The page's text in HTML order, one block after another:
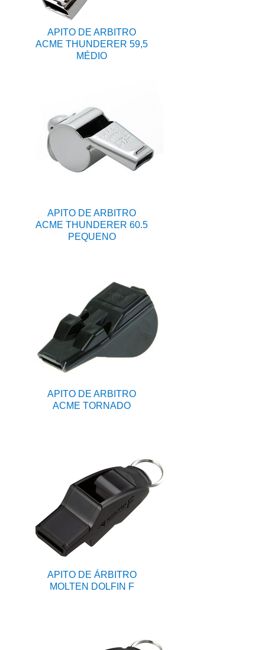
APITO DE ARBITRO
ACME THUNDERER 59,5
MÉDIO
APITO DE ARBITRO
ACME THUNDERER 60.5
PEQUENO
APITO DE ARBITRO
ACME TORNADO
APITO DE ÁRBITRO
MOLTEN DOLFIN F